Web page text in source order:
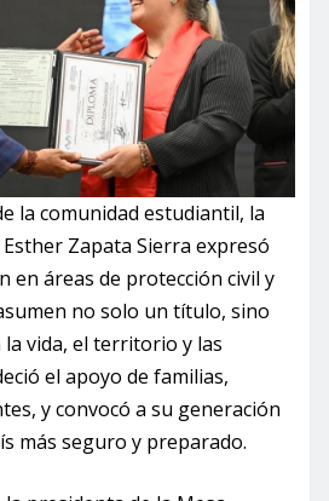
la comunidad estudiantil, la
Zapata Sierra expresó
en áreas de protección civil y
no solo un título, sino
vida, el territorio y las
el apoyo de familias,
y convocó a su generación
más seguro y preparado.